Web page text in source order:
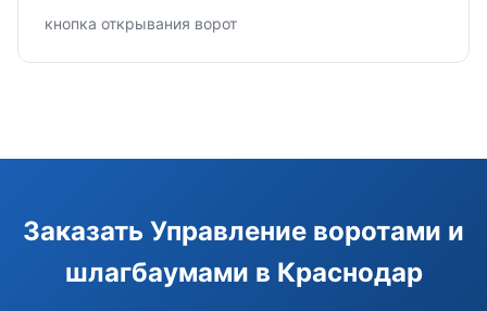
кнопка открывания ворот
Заказать Управление воротами и
шлагбаумами в Краснодар